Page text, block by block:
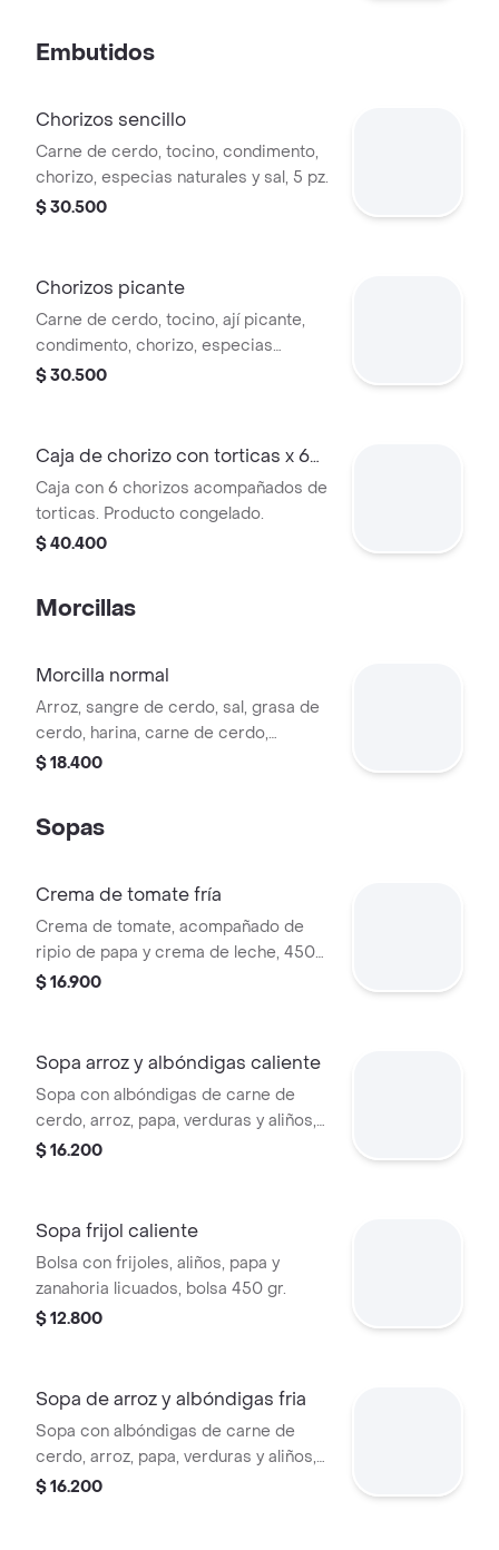
Embutidos
Chorizos sencillo
Carne de cerdo, tocino, condimento,
chorizo, especias naturales y sal, 5 pz.
$ 30.500
Chorizos picante
Carne de cerdo, tocino, ají picante,
condimento, chorizo, especias
naturales y sal, 5 pz.
$ 30.500
Caja de chorizo con torticas x 6
und
Caja con 6 chorizos acompañados de
torticas. Producto congelado.
$ 40.400
Morcillas
Morcilla normal
Arroz, sangre de cerdo, sal, grasa de
cerdo, harina, carne de cerdo,
especias, conservantes, madeja
$ 18.400
Sopas
Crema de tomate fría
Crema de tomate, acompañado de
ripio de papa y crema de leche, 450
gr.
$ 16.900
Sopa arroz y albóndigas caliente
Sopa con albóndigas de carne de
cerdo, arroz, papa, verduras y aliños,
450 gr.
$ 16.200
Sopa frijol caliente
Bolsa con frijoles, aliños, papa y
zanahoria licuados, bolsa 450 gr.
$ 12.800
Sopa de arroz y albóndigas fria
Sopa con albóndigas de carne de
cerdo, arroz, papa, verduras y aliños,
450 gr.
$ 16.200